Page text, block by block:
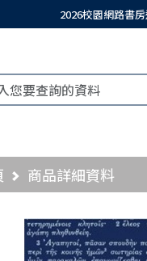
2026校園網路書
商品詳細資料